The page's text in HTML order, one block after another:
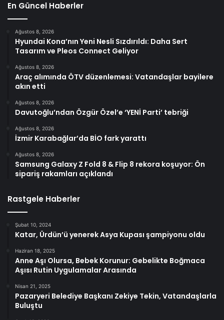
En Güncel Haberler
Ağustos 8, 2026
Hyundai Kona’nın Yeni Nesli Sızdırıldı: Daha Sert
Tasarım ve Pleos Connect Geliyor
Ağustos 8, 2026
Araç alımında ÖTV düzenlemesi: Vatandaşlar bayilere
akın etti
Ağustos 8, 2026
Davutoğlu’ndan Özgür Özel’e ‘YENİ Parti’ tebriği
Ağustos 8, 2026
İzmir Karabağlar’da BİO fark yarattı
Ağustos 8, 2026
Samsung Galaxy Z Fold 8 & Flip 8 rekora koşuyor: Ön
sipariş rakamları açıklandı
Rastgele Haberler
Şubat 10, 2024
Katar, Ürdün’ü yenerek Asya Kupası şampiyonu oldu
Haziran 18, 2025
Anne Aşı Olursa, Bebek Korunur: Gebelikte Boğmaca
Aşısı Rutin Uygulamalar Arasında
Nisan 21, 2025
Pazaryeri Belediye Başkanı Zekiye Tekin, Vatandaşlarla
Buluştu